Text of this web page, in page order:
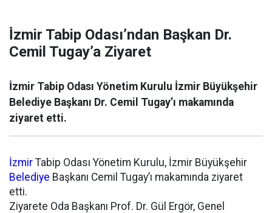
İ̇zmir Tabip Odası’ndan Başkan Dr.
Cemil Tugay’a Ziyaret
İzmir Tabip Odası Yönetim Kurulu İzmir Büyükşehir
Belediye Başkanı Dr. Cemil Tugay’ı makamında
ziyaret etti.
İzmir Tabip Odası Yönetim Kurulu, İzmir Büyükşehir
Belediye Başkanı Cemil Tugay’ı makamında ziyaret
etti.
Ziyarete Oda Başkanı Prof. Dr. Gül Ergör, Genel